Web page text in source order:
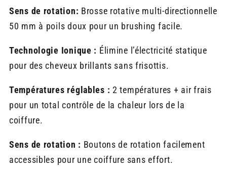
Sens de rotation: Brosse rotative multi-directionnelle
50 mm à poils doux pour un brushing facile.
Technologie Ionique : Élimine l’électricité statique
pour des cheveux brillants sans frisottis.
Températures réglables : 2 températures + air frais
pour un total contrôle de la chaleur lors de la
coiffure.
Sens de rotation : Boutons de rotation facilement
accessibles pour une coiffure sans effort.